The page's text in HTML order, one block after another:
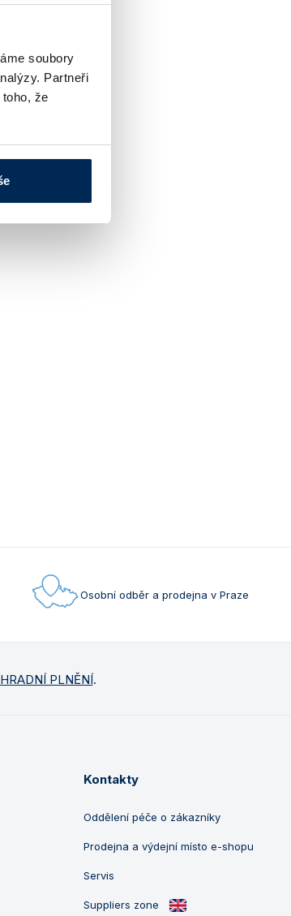
soubory
Partneři
že
Osobní odběr a prodejna v Praze
PLNĚNÍ.
Kontakty
Oddělení péče o zákazníky
Prodejna a výdejní místo e-shopu
Servis
Suppliers zone